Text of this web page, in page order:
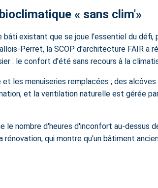
« sans clim'»
existant que se joue l'essentiel du défi,
Perret, la SCOP d'architecture FAIR a
: le confort d'été sans recours à la
les menuiseries remplacées ; des alcôves
et la ventilation naturelle est gérée
nombre d'heures d'inconfort au-dessus
qui montre qu'un bâtiment